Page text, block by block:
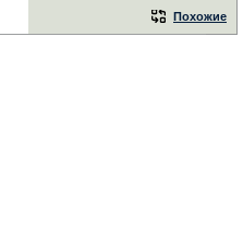
Похожие